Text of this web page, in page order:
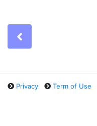
Privacy Term of Use